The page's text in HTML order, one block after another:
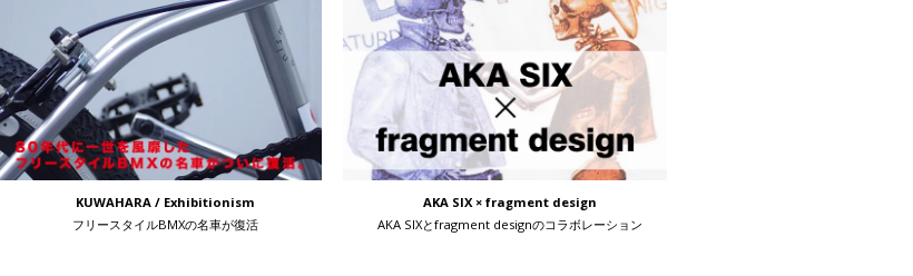
KUWAHARA / Exhibitionism
フリースタイルBMXの名車が復活
AKA SIX × fragment design
AKA SIXとfragment designのコラボレーション